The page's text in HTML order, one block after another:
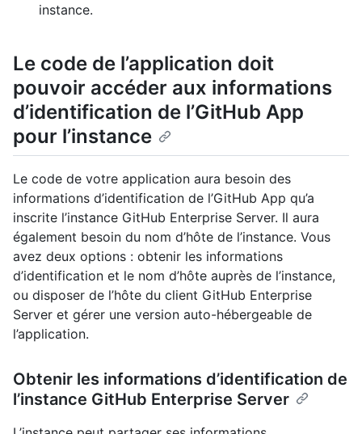
instance.
Le code de l’application doit
pouvoir accéder aux informations
d’identification de l’GitHub App
pour l’instance
Le code de votre application aura besoin des
informations d’identification de l’GitHub App qu’a
inscrite l’instance GitHub Enterprise Server. Il aura
également besoin du nom d’hôte de l’instance. Vous
avez deux options : obtenir les informations
d’identification et le nom d’hôte auprès de l’instance,
ou disposer de l’hôte du client GitHub Enterprise
Server et gérer une version auto-hébergeable de
l’application.
Obtenir les informations d’identification de
l’instance GitHub Enterprise Server